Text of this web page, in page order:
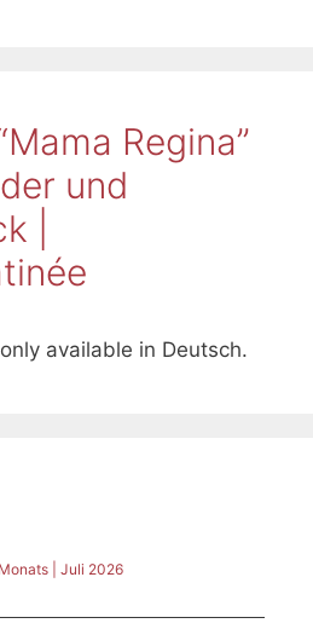
Regina”
und
|
available in Deutsch.
| Juli 2026